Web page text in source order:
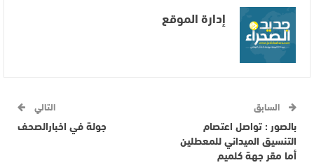
إدارة الموقع
السابق
بالصور : تواصل اعتصام
التنسيق الميداني للمعطلين
أما مقر جهة كلميم
التالي
جولة في اخبارالصحف